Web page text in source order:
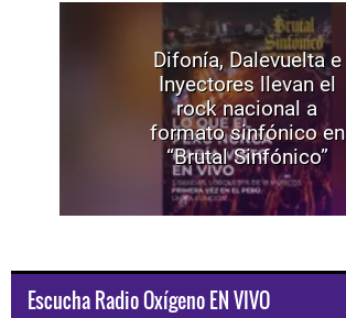
Difonía, Dalevuelta e
Inyectores llevan el
rock nacional a
formato sinfónico en
“Brutal Sinfónico”
Escucha Radio Oxígeno EN VIVO